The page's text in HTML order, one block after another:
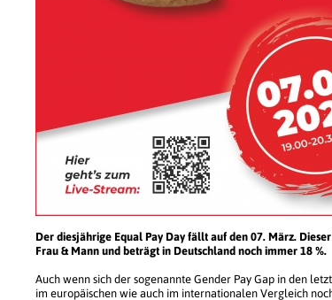
Der diesjährige Equal Pay Day fällt auf den 07. März.
Frau & Mann und beträgt in Deutschland noch immer 18 %.
Auch wenn sich der sogenannte Gender Pay Gap in den
im europäischen wie auch im internationalen Vergleich